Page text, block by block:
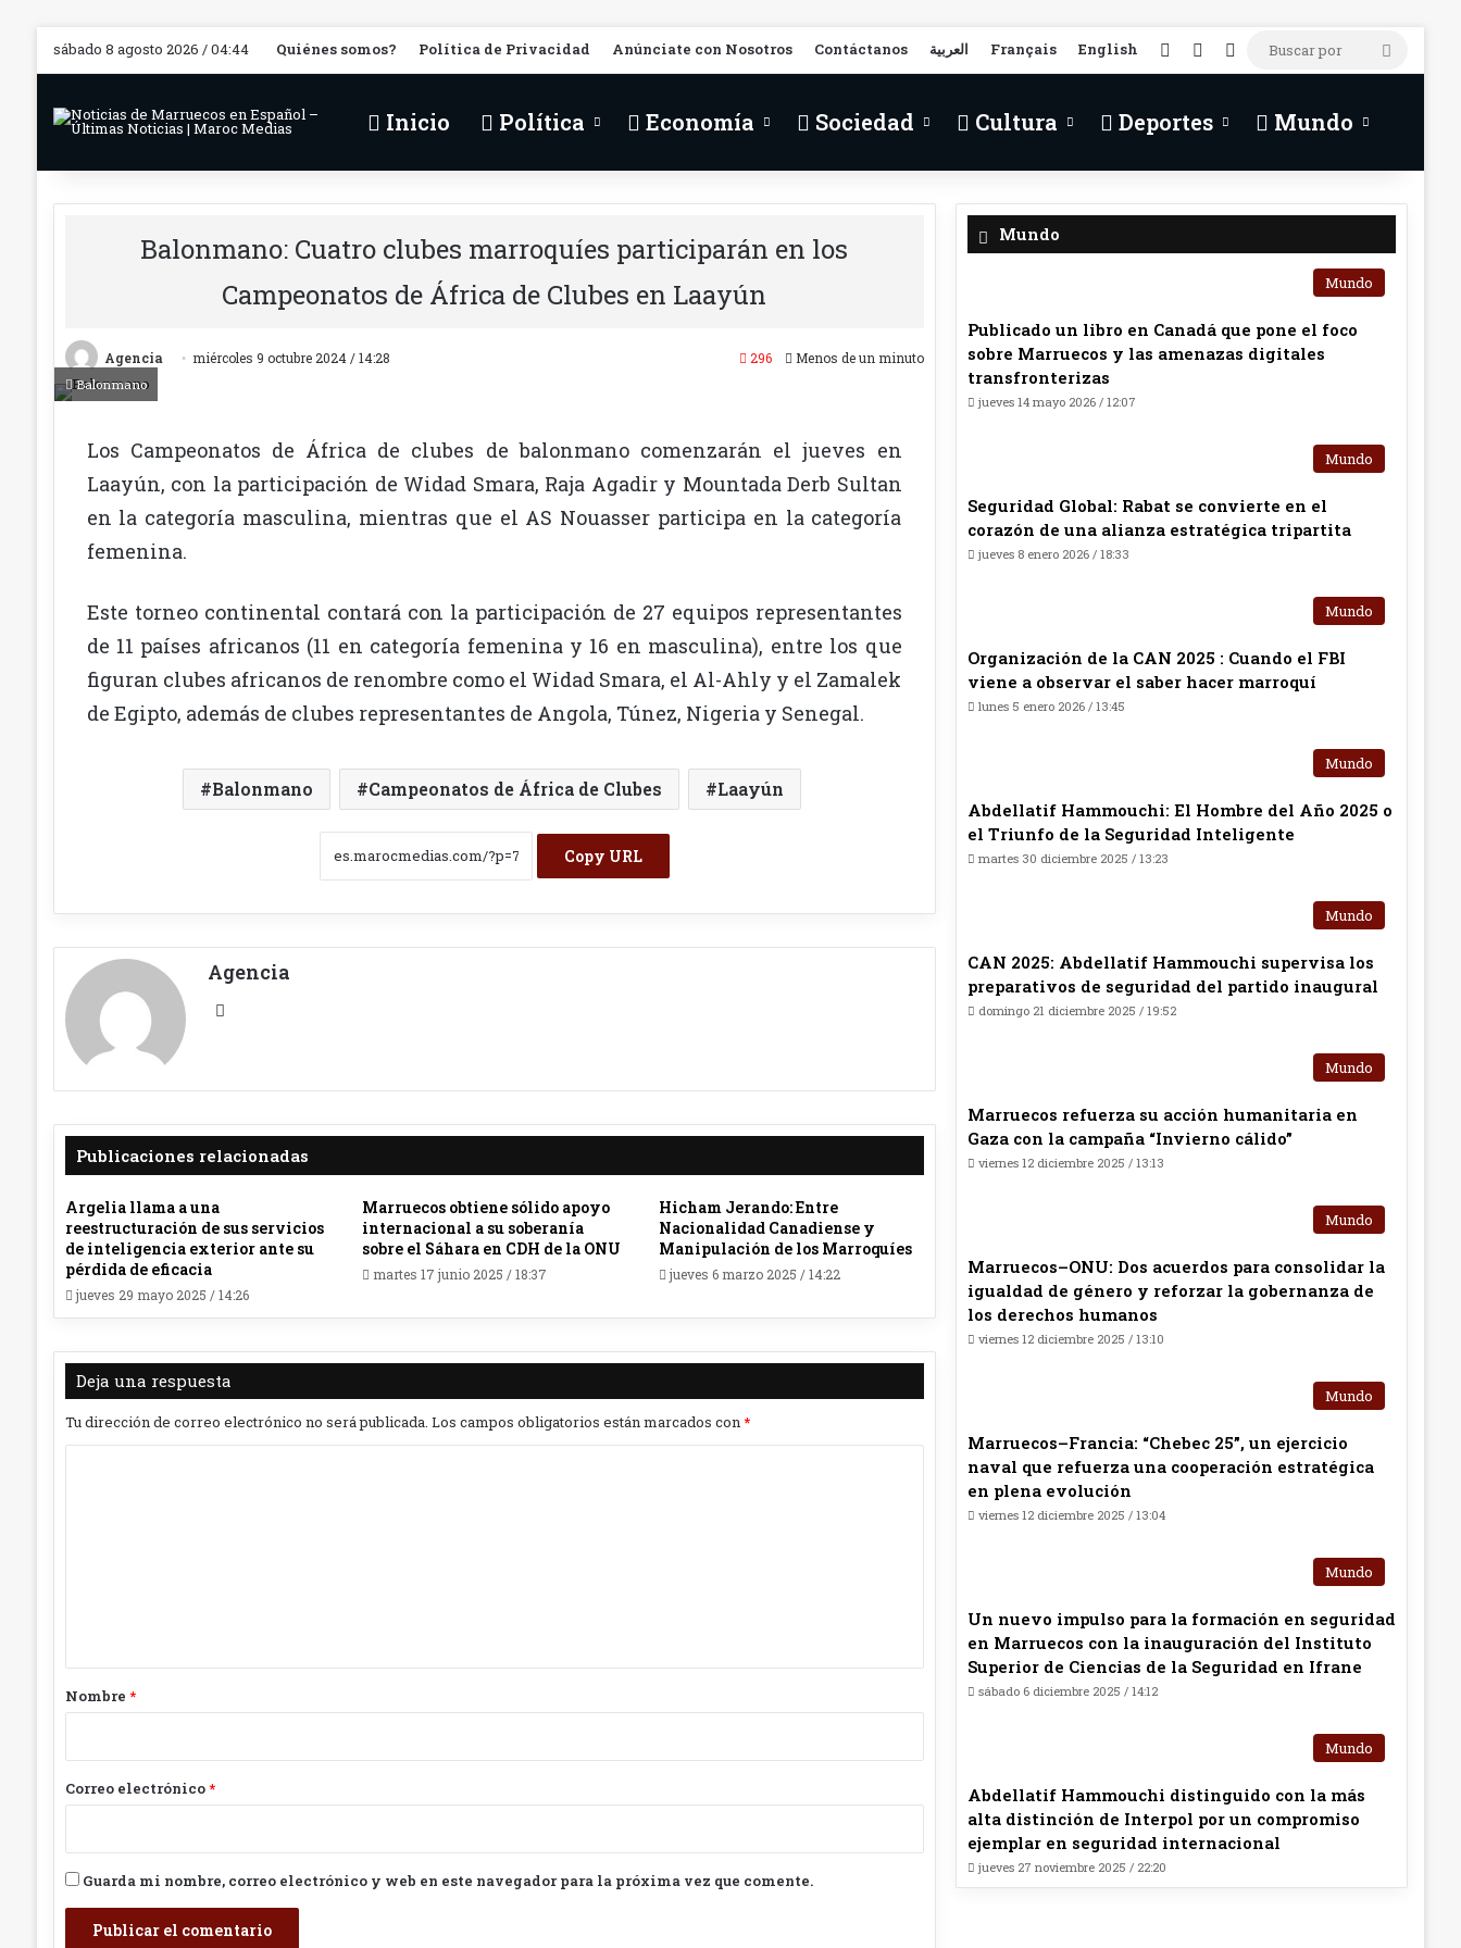
sábado 8 agosto 2026 / 04:44 Quiénes somos? Política de Privacidad Anúnciate con Nosotros Contáctanos العربية Français English RSS Facebook
Inicio Política Economía Sociedad Cultura Deportes Mundo
Balonmano: Cuatro clubes marroquíes participarán en los
Campeonatos de África de Clubes en Laayún
Agencia miércoles 9 octubre 2024 / 14:28 296 Menos de un minuto
Balonmano
Los Campeonatos de África de clubes de balonmano comenzarán el jueves en
Laayún, con la participación de Widad Smara, Raja Agadir y Mountada Derb Sultan
en la categoría masculina, mientras que el AS Nouasser participa en la categoría
femenina.
Este torneo continental contará con la participación de 27 equipos representantes
de 11 países africanos (11 en categoría femenina y 16 en masculina), entre los que
figuran clubes africanos de renombre como el Widad Smara, el Al-Ahly y el Zamalek
de Egipto, además de clubes representantes de Angola, Túnez, Nigeria y Senegal.
Balonmano Campeonatos de África de Clubes Laayún
Copy URL
Agencia
b
Publicaciones relacionadas
Argelia llama a una
reestructuración de sus servicios
de inteligencia exterior ante su
pérdida de eficacia
jueves 29 mayo 2025 / 14:26
Marruecos obtiene sólido apoyo
internacional a su soberanía
sobre el Sáhara en CDH de la ONU
martes 17 junio 2025 / 18:37
Hicham Jerando: Entre
Nacionalidad Canadiense y
Manipulación de los Marroquíes
jueves 6 marzo 2025 / 14:22
Deja una respuesta
Tu dirección de correo electrónico no será publicada. Los campos obligatorios están marcados con*
r
*
Nombre *
Correo electrónico*
Guarda mi nombre, correo electrónico y web en este navegador para la próxima vez que comente.
Mundo
Mundo
Publicado un libro en Canadá que pone el foco
sobre Marruecos y las amenazas digitales
transfronterizas
jueves 14 mayo 2026 / 12:07
Mundo
Seguridad Global: Rabat se convierte en el
corazón de una alianza estratégica tripartita
jueves 8 enero 2026 / 18:33
Mundo
Organización de la CAN 2025 : Cuando el FBI
viene a observar el saber hacer marroquí
lunes 5 enero 2026 / 13:45
Mundo
Abdellatif Hammouchi: El Hombre del Año 2025 o
el Triunfo de la Seguridad Inteligente
martes 30 diciembre 2025 / 13:23
Mundo
CAN 2025: Abdellatif Hammouchi supervisa los
preparativos de seguridad del partido inaugural
domingo 21 diciembre 2025 / 19:52
Mundo
Marruecos refuerza su acción humanitaria en
Gaza con la campaña “Invierno cálido”
viernes 12 diciembre 2025 / 13:13
Mundo
Marruecos–ONU: Dos acuerdos para consolidar la
igualdad de género y reforzar la gobernanza de
los derechos humanos
viernes 12 diciembre 2025 / 13:10
Mundo
Marruecos–Francia: “Chebec 25”, un ejercicio
naval que refuerza una cooperación estratégica
en plena evolución
viernes 12 diciembre 2025 / 13:04
Mundo
Un nuevo impulso para la formación en seguridad
en Marruecos con la inauguración del Instituto
Superior de Ciencias de la Seguridad en Ifrane
sábado 6 diciembre 2025 / 14:12
Mundo
Abdellatif Hammouchi distinguido con la más
alta distinción de Interpol por un compromiso
ejemplar en seguridad internacional
jueves 27 noviembre 2025 / 22:20